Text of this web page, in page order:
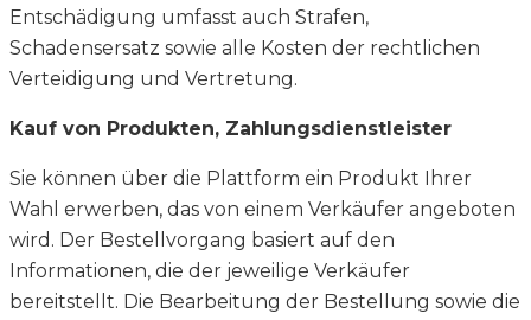
Entschädigung umfasst auch Strafen,
Schadensersatz sowie alle Kosten der rechtlichen
Verteidigung und Vertretung.
Kauf von Produkten, Zahlungsdienstleister
Sie können über die Plattform ein Produkt Ihrer
Wahl erwerben, das von einem Verkäufer angeboten
wird. Der Bestellvorgang basiert auf den
Informationen, die der jeweilige Verkäufer
bereitstellt. Die Bearbeitung der Bestellung sowie die